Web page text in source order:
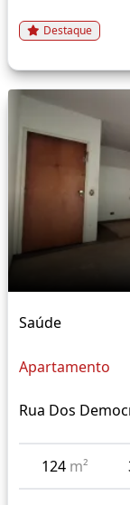
Destaque
Saúde
Apartamento
Rua Dos
124 m²